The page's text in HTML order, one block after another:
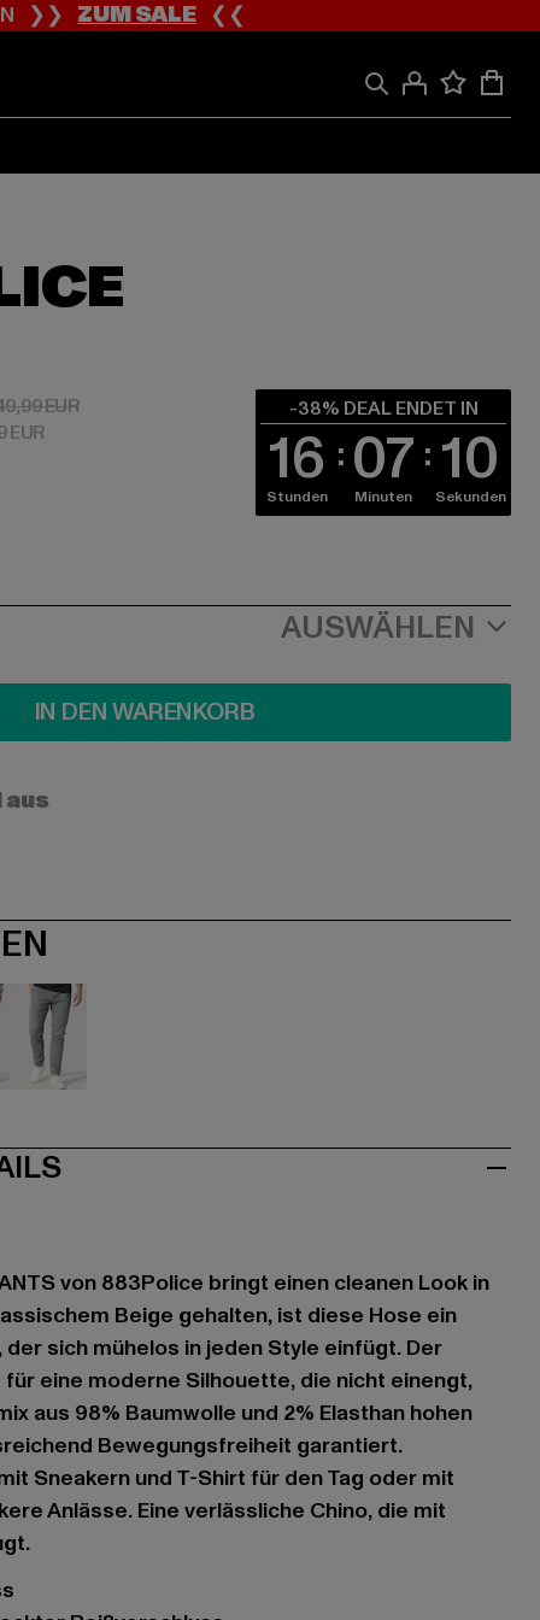
❯❯ZUM SALE❮❮
EUR
EURAktionspreis: 49,99 EUR
EUR
-38% DEAL ENDET IN
16
Stunden 07
Minuten 10
Sekunden
AUSWÄHLEN
IN DEN WARENKORB
von 883Police bringt einen cleanen Look in
Beige gehalten, ist diese Hose ein
sich mühelos in jeden Style einfügt. Der
eine moderne Silhouette, die nicht einengt,
aus 98% Baumwolle und 2% Elasthan hohen
Bewegungsfreiheit garantiert.
Sneakern und T-Shirt für den Tag oder mit
Anlässe. Eine verlässliche Chino, die mit